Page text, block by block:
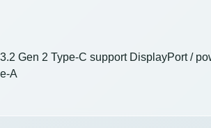
Gen 2 Type-C support DisplayPort /
A